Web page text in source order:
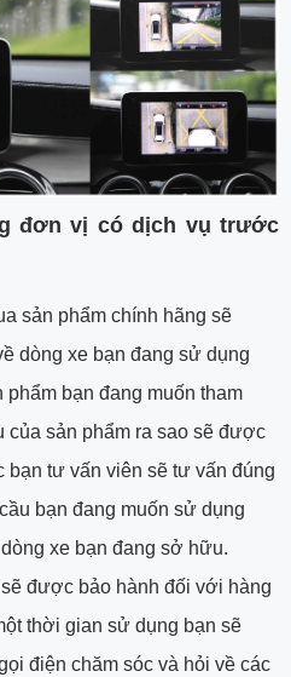
đơn vị có dịch vụ trước
sản phẩm chính hãng sẽ
dòng xe bạn đang sử dụng
bạn đang muốn tham
của sản phẩm ra sao sẽ được
bạn tư vấn viên sẽ tư vấn đúng
bạn đang muốn sử dụng
xe bạn đang sở hữu.
được bảo hành đối với hàng
thời gian sử dụng bạn sẽ
điện chăm sóc và hỏi về các